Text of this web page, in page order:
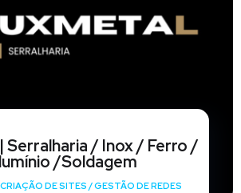
Serralharia / Inox / Ferro /
/Soldagem
CRIAÇÃO DE SITES /GESTÃO DE REDES